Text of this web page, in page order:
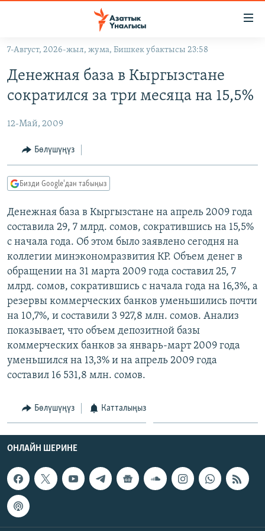
Навигацияга
өтүңүз
Издөөгө
салыңыз
КЫРГЫЗСТАН
КЫРГЫЗСТАН
САЯСАТ
ЭКОНОМИКА
ДҮЙНӨ
ДҮЙНӨ
БОРБОР АЗИЯ
УКРАИНА
АТАЙЫН ИЛИКТӨӨ
БҮГҮН АЗАТТЫКТА
ЭКСПЕРТТЕР ТАЛДАЙТ
БИЗ ЖАНА ДҮЙНӨ
ДАНИСТЕ
ЭЖЕ-СИҢДИЛЕР
АЗАТТЫК+
ЫҢГАЙСЫЗ СУРООЛОР
ПОДКАСТ
ӨЗГӨЧӨ ПИКИР
Русский
ОНЛАЙН ШЕРИНЕ
ЭЕ/АРнун бардык сайттары
7-Август, 2026-жыл, жума, Бишкек убактысы 23:58
Денежная база в Кыргызстане
сократился за три месяца на 15,5%
12-Май, 2009
Бөлүшүңүз
Бизди Google'дан табыңыз
Денежная база в Кыргызстане на апрель 2009 года
составила 29, 7 млрд. сомов, сократившись на 15,5%
с начала года. Об этом было заявлено сегодня на
коллегии минэкономразвития КР. Объем денег в
обращении на 31 марта 2009 года составил 25, 7
млрд. сомов, сократившись с начала года на 16,3%, а
резервы коммерческих банков уменьшились почти
на 10,7%, и составили 3 927,8 млн. сомов. Анализ
показывает, что объем депозитной базы
коммерческих банков за январь-март 2009 года
уменьшился на 13,3% и на апрель 2009 года
составил 16 531,8 млн. сомов.
Бөлүшүңүз Катталыңыз
ОНЛАЙН ШЕРИНЕ